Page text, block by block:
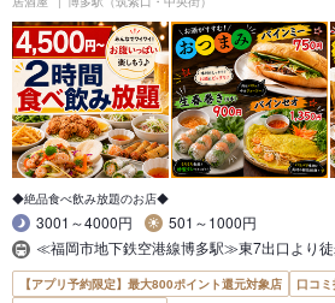
◆絶品食べ飲み放題のお店◆
3001～4000円
501～1000円
≪福岡市地下鉄空港線博多駅≫東7出口より
【アプリ予約限定】最大800ポイント還元対象店
口コ